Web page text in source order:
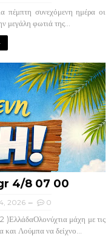
πέμπτη συνεχόμενη ημέρα οι
μεγάλη φωτιά της...
4/8 07 00
2026 0
μάχη με τις
Λούμπα να δείχνο...